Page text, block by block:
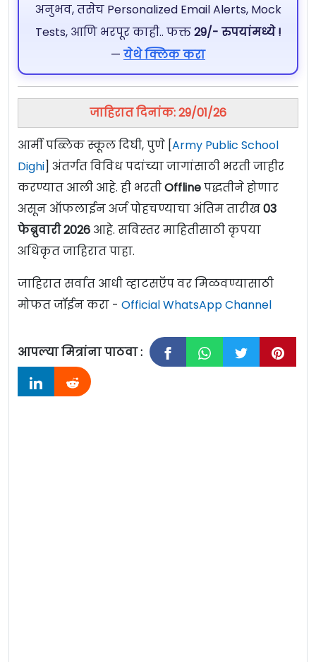
अनुभव, तसेच Personalized Email Alerts, Mock
Tests, आणि भरपूर काही.. फक्त29/- रुपयांमध्ये !
— येथे क्लिक करा
जाहिरात दिनांक: 29/01/26
आर्मी पब्लिक स्कूल दिघी, पुणे [Army Public School
Dighi] अंतर्गत विविध पदांच्या जागांसाठी भरती जाहीर
करण्यात आली आहे. ही भरतीOfflineपद्धतीने होणार
असून ऑफलाईन अर्ज पोहचण्याचा अंतिम तारीख03
फेब्रुवारी 2026 आहे. सविस्तर माहितीसाठी कृपया
अधिकृत जाहिरात पाहा.
जाहिरात सर्वात आधी व्हाटसऍप वर मिळवण्यासाठी
मोफत जॉईन करा - Official WhatsApp Channel
आपल्या मित्रांना पाठवा :